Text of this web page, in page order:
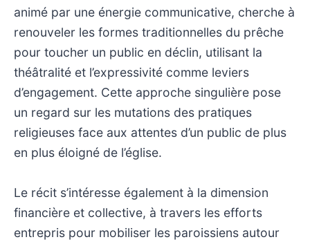
animé par une énergie communicative, cherche à
renouveler les formes traditionnelles du prêche
pour toucher un public en déclin, utilisant la
théâtralité et l’expressivité comme leviers
d’engagement. Cette approche singulière pose
un regard sur les mutations des pratiques
religieuses face aux attentes d’un public de plus
en plus éloigné de l’église.
Le récit s’intéresse également à la dimension
financière et collective, à travers les efforts
entrepris pour mobiliser les paroissiens autour